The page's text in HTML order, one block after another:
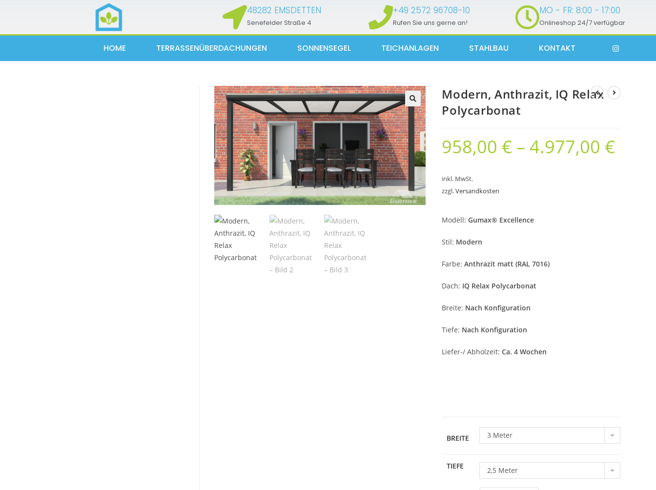
48282 EMSDETTEN
Senefelder Straße 4
+49 2572 96708-10
Rufen Sie uns gerne an!
MO - FR: 8:00 - 17:00
Onlineshop 24/7 verfügbar
HOME TERRASSENÜBERDACHUNGEN SONNENSEGEL TEICHANLAGEN STAHLBAU KONTAKT
🔍
Modern, Anthrazit, IQ Relax
Polycarbonat
958,00 € –4.977,00 €
inkl. MwSt.
zzgl.Versandkosten
Modell:Gumax® Excellence
Stil: Modern
Farbe:Anthrazit matt (RAL 7016)
Dach: IQ Relax Polycarbonat
Breite: Nach Konfiguration
Tiefe: Nach Konfiguration
Liefer-/ Abholzeit:Ca. 4 Wochen
BREITE 3 Meter
TIEFE 2,5 Meter